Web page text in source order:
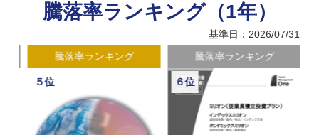
騰落率ランキング（1年）
基準日：2026/07/31
騰落率ランキング
５位
騰落率ランキング
６位